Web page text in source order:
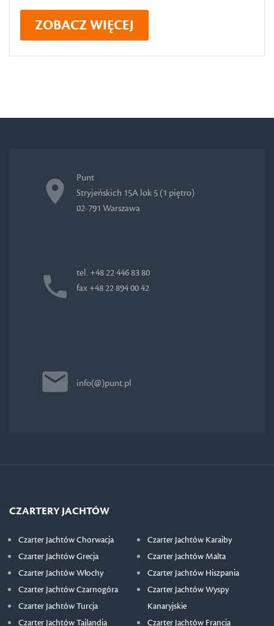
ZOBACZ WIĘCEJ
Punt
Stryjeńskich 15A lok 5 (1 piętro)
02-791 Warszawa
tel. +48 22 446 83 80
fax +48 22 894 00 42
info(@)punt.pl
CZARTERY JACHTÓW
Czarter Jachtów Chorwacja
Czarter Jachtów Grecja
Czarter Jachtów Włochy
Czarter Jachtów Czarnogóra
Czarter Jachtów Turcja
Czarter Jachtów Tajlandia
Czarter Jachtów Karaiby
Czarter Jachtów Malta
Czarter Jachtów Hiszpania
Czarter Jachtów Wyspy
Kanaryjskie
Czarter Jachtów Francja